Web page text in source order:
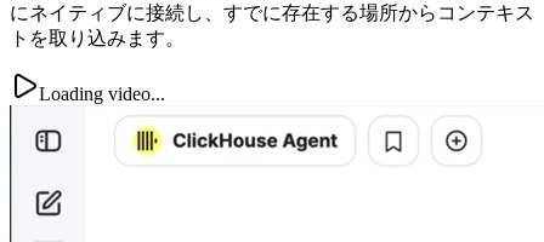
にネイティブに接続し、すでに存在する場所からコンテキス
トを取り込みます。
Loading video...